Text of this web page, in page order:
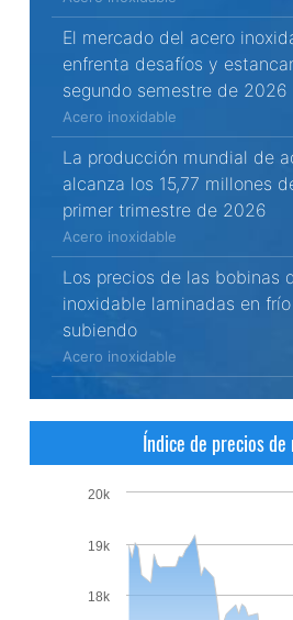
El mercado del acero
enfrenta desafíos y
segundo semestre de 2026
Acero inoxidable
La producción mundial de
alcanza los 15,77 millones
primer trimestre de 2026
Acero inoxidable
Los precios de las bobinas
inoxidable laminadas en
subiendo
Acero inoxidable
Índice de precios
18k
19k
20k